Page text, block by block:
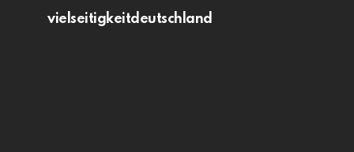
vielseitigkeitdeutschland